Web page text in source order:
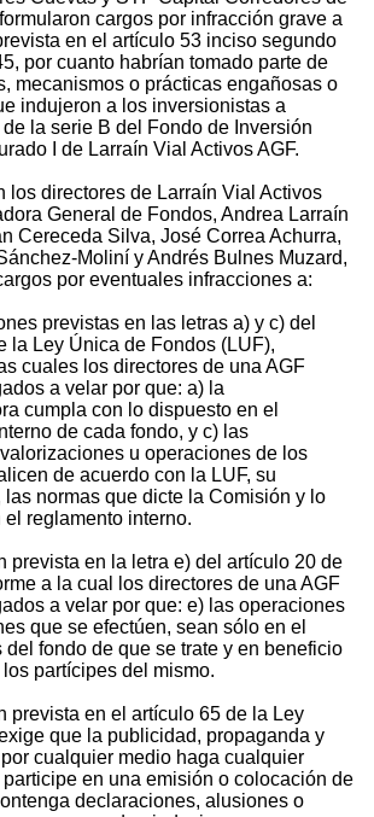
cargos por infracción grave a
en el artículo 53 inciso segundo
por cuanto habrían tomado parte de
mecanismos o prácticas engañosas o
indujeron a los inversionistas a
la serie B del Fondo de Inversión
I de Larraín Vial Activos AGF.
los directores de Larraín Vial Activos
General de Fondos, Andrea Larraín
Cereceda Silva, José Correa Achurra,
Moliní y Andrés Bulnes Muzard,
por eventuales infracciones a:
previstas en las letras a) y c) del
la Ley Única de Fondos (LUF),
cuales los directores de una AGF
a velar por que: a) la
cumpla con lo dispuesto en el
de cada fondo, y c) las
u operaciones de los
de acuerdo con la LUF, su
las normas que dicte la Comisión y lo
reglamento interno.
prevista en la letra e) del artículo 20 de
a la cual los directores de una AGF
a velar por que: e) las operaciones
que se efectúen, sean sólo en el
del fondo de que se trate y en beneficio
partícipes del mismo.
prevista en el artículo 65 de la Ley
que la publicidad, propaganda y
cualquier medio haga cualquier
en una emisión o colocación de
declaraciones, alusiones o